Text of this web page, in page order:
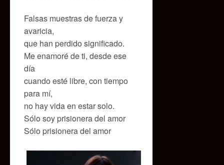
Falsas muestras de fuerza y
avaricia,
que han perdido significado.
Me enamoré de ti, desde ese
día
cuando esté libre, con tiempo
para mí,
no hay vida en estar solo.
Sólo soy prisionera del amor
Sólo prisionera del amor